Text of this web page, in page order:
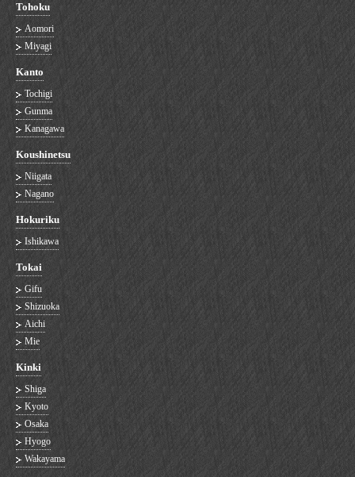
Tohoku
Aomori
Miyagi
Kanto
Tochigi
Gunma
Kanagawa
Koushinetsu
Niigata
Nagano
Hokuriku
Ishikawa
Tokai
Gifu
Shizuoka
Aichi
Mie
Kinki
Shiga
Kyoto
Osaka
Hyogo
Wakayama